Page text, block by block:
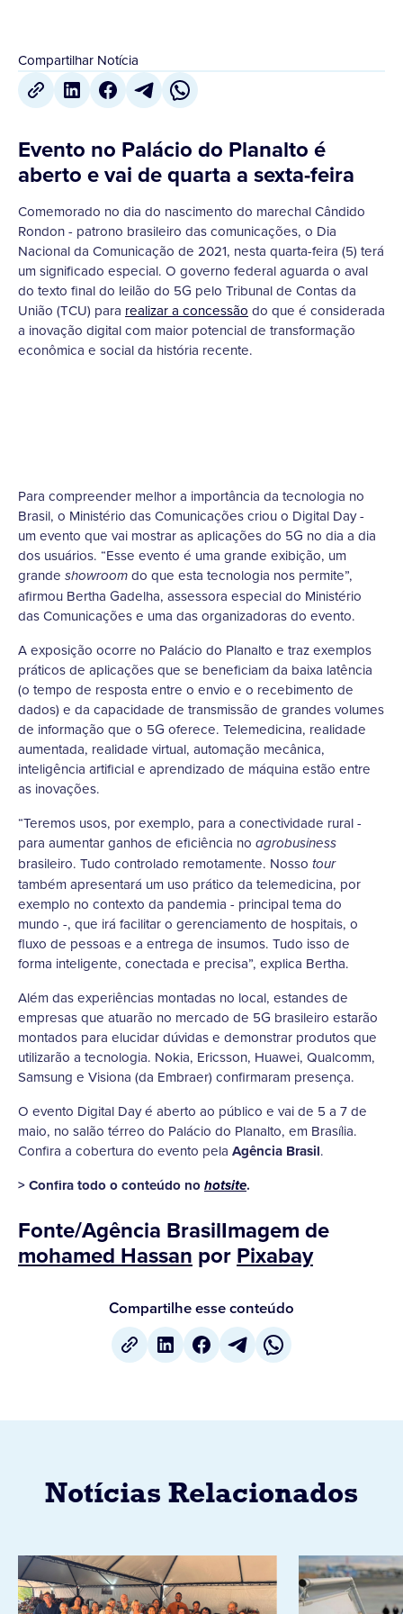
Compartilhar Notícia
Evento no Palácio do Planalto é
aberto e vai de quarta a sexta-feira
Comemorado no dia do nascimento do marechal Cândido
Rondon - patrono brasileiro das comunicações, o Dia
Nacional da Comunicação de 2021, nesta quarta-feira (5) terá
um significado especial. O governo federal aguarda o aval
do texto final do leilão do 5G pelo Tribunal de Contas da
União (TCU) para realizar a concessão do que é considerada
a inovação digital com maior potencial de transformação
econômica e social da história recente.
Para compreender melhor a importância da tecnologia no
Brasil, o Ministério das Comunicações criou o Digital Day -
um evento que vai mostrar as aplicações do 5G no dia a dia
dos usuários. “Esse evento é uma grande exibição, um
grande showroom do que esta tecnologia nos permite”,
afirmou Bertha Gadelha, assessora especial do Ministério
das Comunicações e uma das organizadoras do evento.
A exposição ocorre no Palácio do Planalto e traz exemplos
práticos de aplicações que se beneficiam da baixa latência
(o tempo de resposta entre o envio e o recebimento de
dados) e da capacidade de transmissão de grandes volumes
de informação que o 5G oferece. Telemedicina, realidade
aumentada, realidade virtual, automação mecânica,
inteligência artificial e aprendizado de máquina estão entre
as inovações.
“Teremos usos, por exemplo, para a conectividade rural -
para aumentar ganhos de eficiência no agrobusiness
brasileiro. Tudo controlado remotamente. Nosso tour
também apresentará um uso prático da telemedicina, por
exemplo no contexto da pandemia - principal tema do
mundo -, que irá facilitar o gerenciamento de hospitais, o
fluxo de pessoas e a entrega de insumos. Tudo isso de
forma inteligente, conectada e precisa”, explica Bertha.
Além das experiências montadas no local, estandes de
empresas que atuarão no mercado de 5G brasileiro estarão
montados para elucidar dúvidas e demonstrar produtos que
utilizarão a tecnologia. Nokia, Ericsson, Huawei, Qualcomm,
Samsung e Visiona (da Embraer) confirmaram presença.
O evento Digital Day é aberto ao público e vai de 5 a 7 de
maio, no salão térreo do Palácio do Planalto, em Brasília.
Confira a cobertura do evento pela Agência Brasil.
> Confira todo o conteúdo no hotsite.
Fonte/Agência BrasilImagem de
mohamed Hassan porPixabay
Compartilhe esse conteúdo
Notícias Relacionados